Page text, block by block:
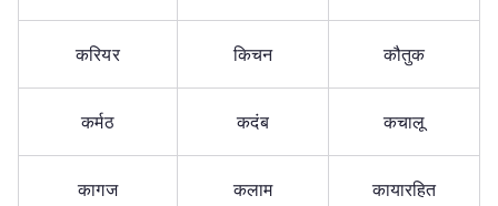
करियर किचन कौतुक
कर्मठ कदंब कचालू
कागज कलाम कायारहित